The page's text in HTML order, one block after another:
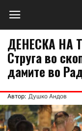
ДЕНЕСКА НА
Струга во
дамите во
Автор: Душко Андов